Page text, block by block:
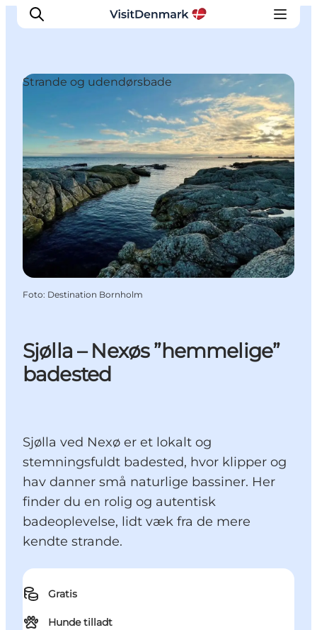
Inspiration
Destinationer
Oplevelser
Overnatning
Planlæg ferien
Sjølla – Nexøs ”hemmelige”
badested
Sjølla ved Nexø er et lokalt og
stemningsfuldt badested, hvor klipper og
hav danner små naturlige bassiner. Her
finder du en rolig og autentisk
badeoplevelse, lidt væk fra de mere
kendte strande.
Gratis
Hunde tilladt
Strande og udendørsbade
Foto: Destination Bornholm